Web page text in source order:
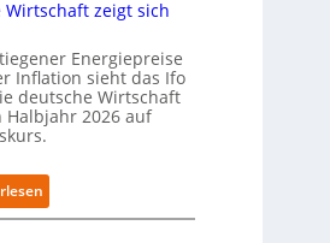
i
B
i
t
k
m
-
D
Wirtschaft zeigt sich
Energiepreise
Inflation sieht das Ifo
deutsche Wirtschaft
Halbjahr 2026 auf
:
D